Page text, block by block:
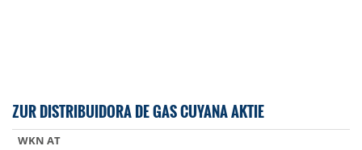
ZUR DISTRIBUIDORA DE GAS CUYANA AKTIE
WKN AT